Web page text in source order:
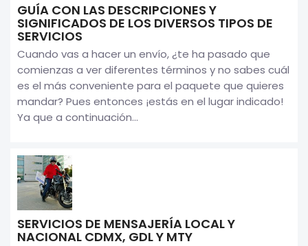
GUÍA CON LAS DESCRIPCIONES Y
SIGNIFICADOS DE LOS DIVERSOS TIPOS DE
SERVICIOS
Cuando vas a hacer un envío, ¿te ha pasado que
comienzas a ver diferentes términos y no sabes cuál
es el más conveniente para el paquete que quieres
mandar? Pues entonces ¡estás en el lugar indicado!
Ya que a continuación...
SERVICIOS DE MENSAJERÍA LOCAL Y
NACIONAL CDMX, GDL Y MTY